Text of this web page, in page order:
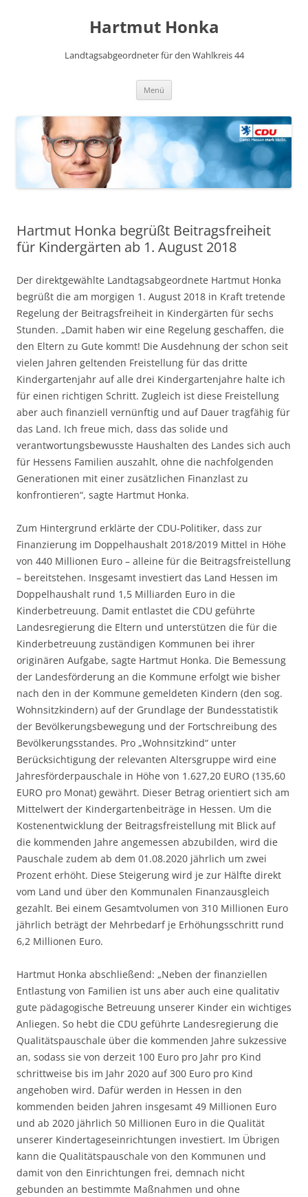
Hartmut Honka
Landtagsabgeordneter für den Wahlkreis 44
Menü
Hartmut Honka begrüßt Beitragsfreiheit
für Kindergärten ab 1. August 2018
Der direktgewählte Landtagsabgeordnete Hartmut Honka
begrüßt die am morgigen 1. August 2018 in Kraft tretende
Regelung der Beitragsfreiheit in Kindergärten für sechs
Stunden. „Damit haben wir eine Regelung geschaffen, die
den Eltern zu Gute kommt! Die Ausdehnung der schon seit
vielen Jahren geltenden Freistellung für das dritte
Kindergartenjahr auf alle drei Kindergartenjahre halte ich
für einen richtigen Schritt. Zugleich ist diese Freistellung
aber auch finanziell vernünftig und auf Dauer tragfähig für
das Land. Ich freue mich, dass das solide und
verantwortungsbewusste Haushalten des Landes sich auch
für Hessens Familien auszahlt, ohne die nachfolgenden
Generationen mit einer zusätzlichen Finanzlast zu
konfrontieren“, sagte Hartmut Honka.
Zum Hintergrund erklärte der CDU-Politiker, dass zur
Finanzierung im Doppelhaushalt 2018/2019 Mittel in Höhe
von 440 Millionen Euro – alleine für die Beitragsfreistellung
– bereitstehen. Insgesamt investiert das Land Hessen im
Doppelhaushalt rund 1,5 Milliarden Euro in die
Kinderbetreuung. Damit entlastet die CDU geführte
Landesregierung die Eltern und unterstützen die für die
Kinderbetreuung zuständigen Kommunen bei ihrer
originären Aufgabe, sagte Hartmut Honka. Die Bemessung
der Landesförderung an die Kommune erfolgt wie bisher
nach den in der Kommune gemeldeten Kindern (den sog.
Wohnsitzkindern) auf der Grundlage der Bundesstatistik
der Bevölkerungsbewegung und der Fortschreibung des
Bevölkerungsstandes. Pro „Wohnsitzkind“ unter
Berücksichtigung der relevanten Altersgruppe wird eine
Jahresförderpauschale in Höhe von 1.627,20 EURO (135,60
EURO pro Monat) gewährt. Dieser Betrag orientiert sich am
Mittelwert der Kindergartenbeiträge in Hessen. Um die
Kostenentwicklung der Beitragsfreistellung mit Blick auf
die kommenden Jahre angemessen abzubilden, wird die
Pauschale zudem ab dem 01.08.2020 jährlich um zwei
Prozent erhöht. Diese Steigerung wird je zur Hälfte direkt
vom Land und über den Kommunalen Finanzausgleich
gezahlt. Bei einem Gesamtvolumen von 310 Millionen Euro
jährlich beträgt der Mehrbedarf je Erhöhungsschritt rund
6,2 Millionen Euro.
Hartmut Honka abschließend: „Neben der finanziellen
Entlastung von Familien ist uns aber auch eine qualitativ
gute pädagogische Betreuung unserer Kinder ein wichtiges
Anliegen. So hebt die CDU geführte Landesregierung die
Qualitätspauschale über die kommenden Jahre sukzessive
an, sodass sie von derzeit 100 Euro pro Jahr pro Kind
schrittweise bis im Jahr 2020 auf 300 Euro pro Kind
angehoben wird. Dafür werden in Hessen in den
kommenden beiden Jahren insgesamt 49 Millionen Euro
und ab 2020 jährlich 50 Millionen Euro in die Qualität
unserer Kindertageseinrichtungen investiert. Im Übrigen
kann die Qualitätspauschale von den Kommunen und
damit von den Einrichtungen frei, demnach nicht
gebunden an bestimmte Maßnahmen und ohne